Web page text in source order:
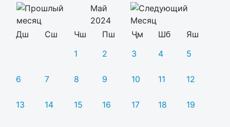
Май
2024
Дш
Сш Чш Пш Ҷм Шб
Яш
1
2 3 4 5
6 7 8 9 10 11 12
13 14 15 16 17 18 19